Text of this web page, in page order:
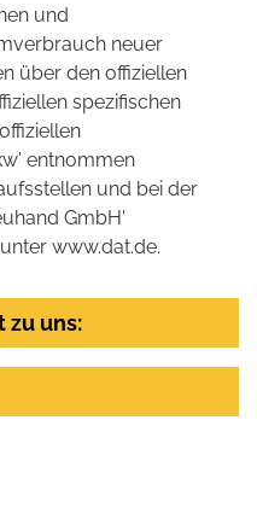
und
neuer
über den offiziellen
spezifischen
entnommen
und bei der
GmbH'
www.dat.de.
zu uns: